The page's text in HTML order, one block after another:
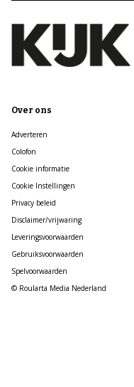
Over ons
Adverteren
Colofon
Cookie informatie
Cookie Instellingen
Privacy beleid
Disclaimer/vrijwaring
Leveringsvoorwaarden
Gebruiksvoorwaarden
Spelvoorwaarden
© Roularta Media Nederland